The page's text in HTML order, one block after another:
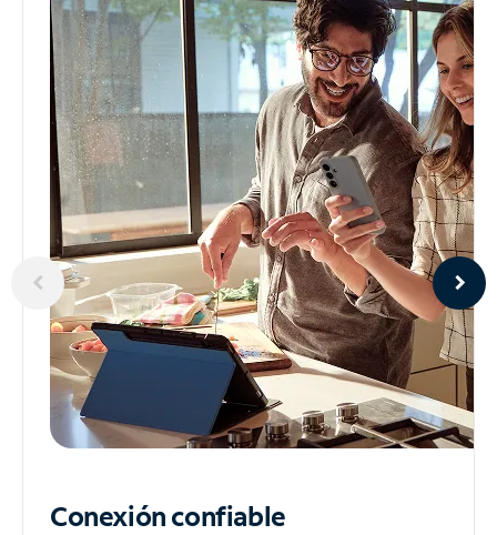
Conexión confiable